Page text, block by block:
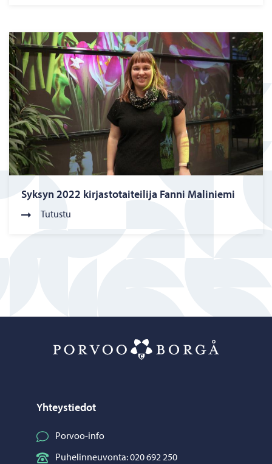
Syksyn 2022 kirjastotaiteilija Fanni Maliniemi
Tutustu
Yhteystiedot
Porvoo-info
Puhelinneuvonta: 020 692 250